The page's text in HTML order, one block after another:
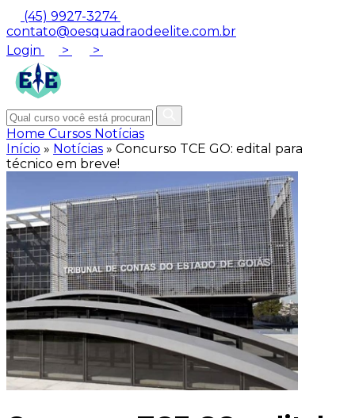
(45) 9927-3274
contato@oesquadraodeelite.com.br
Login
> >
Home Cursos Notícias
Início » Notícias » Concurso TCE GO: edital para
técnico em breve!